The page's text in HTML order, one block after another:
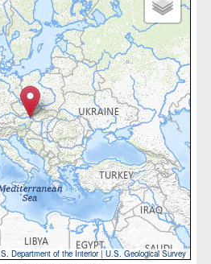
Department of the Interior|U.S. Geological Survey